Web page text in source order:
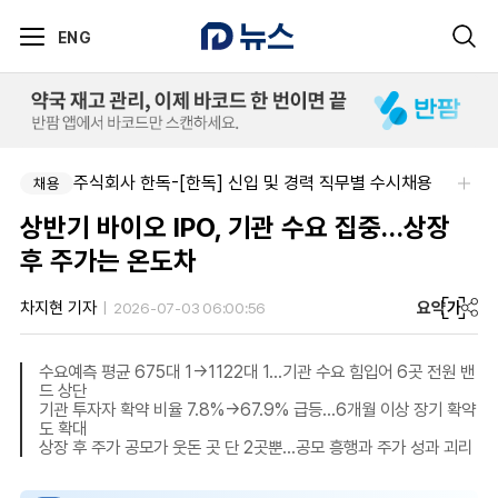
ENG
채용 주식회사 한독-[한독] 신입 및 경력 직무별 수시채용
상반기 바이오 IPO, 기관 수요 집중…상장
후 주가는 온도차
차지현 기자 2026-07-03 06:00:56 요약가
수요예측 평균 675대 1→1122대 1…기관 수요 힘입어 6곳 전원 밴
드 상단
기관 투자자 확약 비율 7.8%→67.9% 급등…6개월 이상 장기 확약
도 확대
상장 후 주가 공모가 웃돈 곳 단 2곳뿐…공모 흥행과 주가 성과 괴리